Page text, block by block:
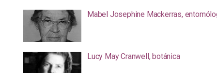
Mabel Josephine Mackerras,
Lucy May Cranwell, botánica